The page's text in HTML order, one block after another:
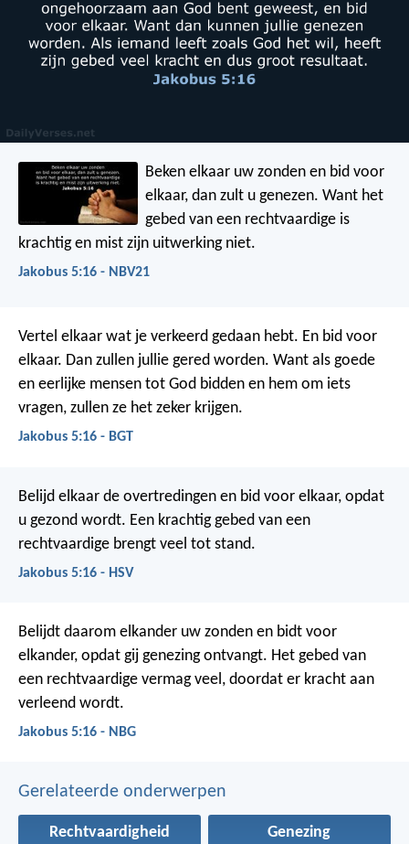
Beken elkaar uw zonden en bid voor
elkaar, dan zult u genezen. Want het
gebed van een rechtvaardige is
krachtig en mist zijn uitwerking niet.
Jakobus 5:16 - NBV21
Vertel elkaar wat je verkeerd gedaan hebt. En bid voor
elkaar. Dan zullen jullie gered worden. Want als goede
en eerlijke mensen tot God bidden en hem om iets
vragen, zullen ze het zeker krijgen.
Jakobus 5:16 - BGT
Belijd elkaar de overtredingen en bid voor elkaar, opdat
u gezond wordt. Een krachtig gebed van een
rechtvaardige brengt veel tot stand.
Jakobus 5:16 - HSV
Belijdt daarom elkander uw zonden en bidt voor
elkander, opdat gij genezing ontvangt. Het gebed van
een rechtvaardige vermag veel, doordat er kracht aan
verleend wordt.
Jakobus 5:16 - NBG
Gerelateerde onderwerpen
Rechtvaardigheid Genezing